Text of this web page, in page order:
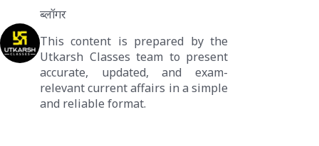
ब्लॉगर
This content is prepared by the
Utkarsh Classes team to present
accurate, updated, and exam-
relevant current affairs in a simple
and reliable format.